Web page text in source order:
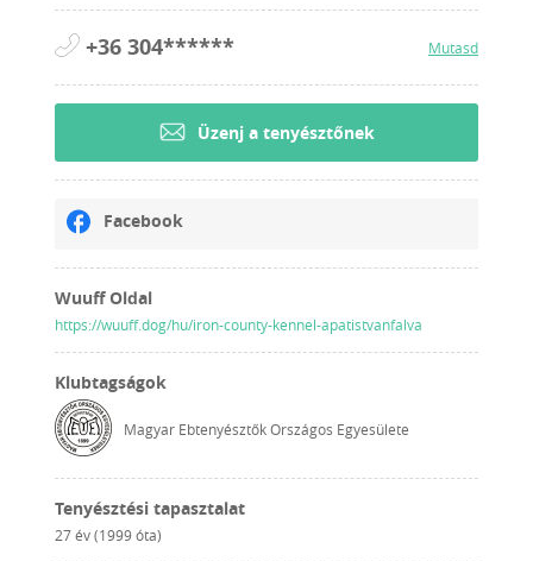
+36 304****** Mutasd
Üzenj a tenyésztőnek
Facebook
Wuuff Oldal
https://wuuff.dog/hu/iron-county-kennel-apatistvanfalva
Klubtagságok
Magyar Ebtenyésztők Országos Egyesülete
Tenyésztési tapasztalat
27 év (1999 óta)